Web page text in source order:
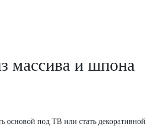
массива и шпона
основой под ТВ или стать декоративной